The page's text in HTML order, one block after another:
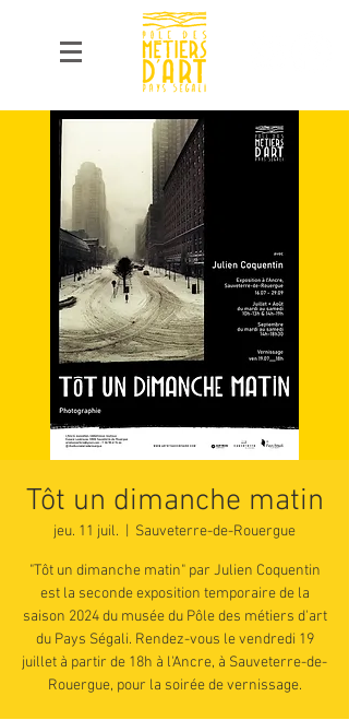
Tôt un dimanche matin
jeu. 11 juil. Sauveterre-de-Rouergue
"Tôt un dimanche matin" par Julien Coquentin
est la seconde exposition temporaire de la
saison 2024 du musée du Pôle des métiers d'art
du Pays Ségali. Rendez-vous le vendredi 19
juillet à partir de 18h à l'Ancre, à Sauveterre-de-
Rouergue, pour la soirée de vernissage.